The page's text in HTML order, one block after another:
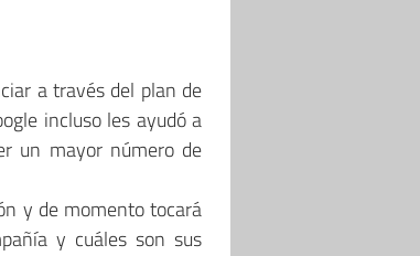
a través del plan de
incluso les ayudó a
un mayor número de
y de momento tocará
y cuáles son sus